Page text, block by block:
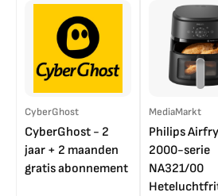
CyberGhost
CyberGhost - 2
jaar + 2 maanden
gratis abonnement
MediaMarkt
Philips
2000-serie
NA321/00